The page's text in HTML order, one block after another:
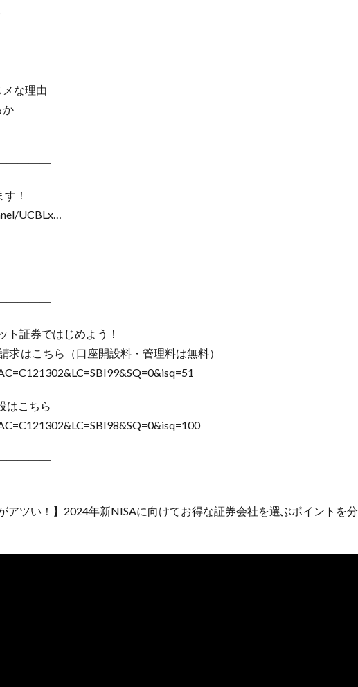
な理由
か
！
UCBLx…
ト証券ではじめよう！
求はこちら（口座開設料・管理料は無料）
はこちら
アツい！】2024年新NISAに向けてお得な証券会社を選ぶポイントを分